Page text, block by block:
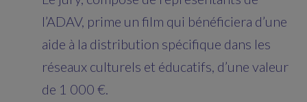
l’ADAV, prime un film qui bénéficiera d’une
aide à la distribution spécifique dans les
réseaux culturels et éducatifs, d’une valeur
de 1 000 €.